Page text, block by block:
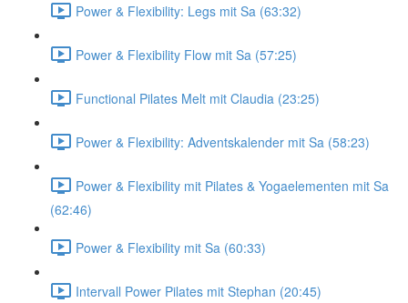
Power & Flexibility: Legs mit Sa (63:32)
Power & Flexibility Flow mit Sa (57:25)
Functional Pilates Melt mit Claudia (23:25)
Power & Flexibility: Adventskalender mit Sa (58:23)
Power & Flexibility mit Pilates & Yogaelementen mit Sa
(62:46)
Power & Flexibility mit Sa (60:33)
Intervall Power Pilates mit Stephan (20:45)